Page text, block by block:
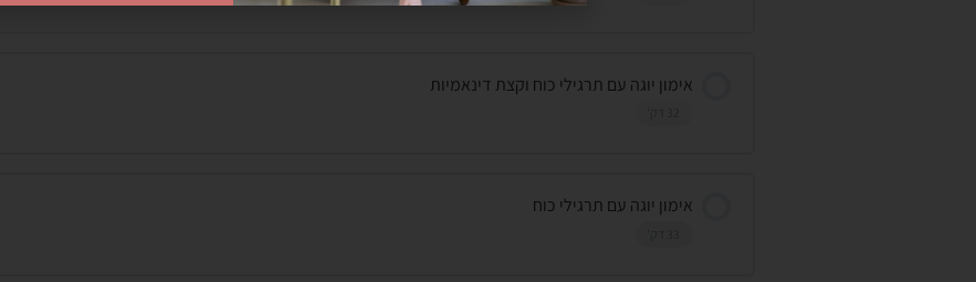
אימון יוגה עם תרגילי כוח וקצת דינאמיות
אימון יוגה עם תרגילי כוח